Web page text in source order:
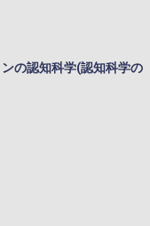
の認知科学(認知科学の